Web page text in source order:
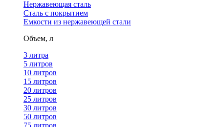
Нержавеющая сталь
Сталь с покрытием
Емкости из нержавеющей стали
Объем, л
3 литра
5 литров
10 литров
15 литров
20 литров
25 литров
30 литров
50 литров
75 литров